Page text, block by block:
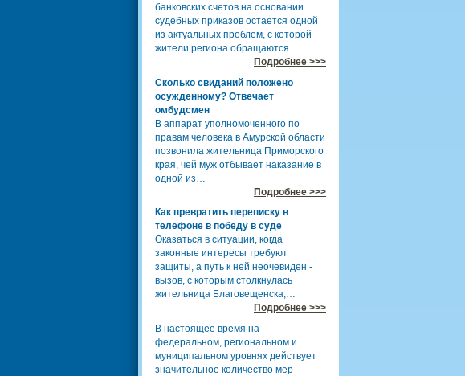
банковских счетов на основании
судебных приказов остается одной
из актуальных проблем, с которой
жители региона обращаются…
Подробнее >>>
Сколько свиданий положено
осужденному? Отвечает
омбудсмен
В аппарат уполномоченного по
правам человека в Амурской области
позвонила жительница Приморского
края, чей муж отбывает наказание в
одной из…
Подробнее >>>
Как превратить переписку в
телефоне в победу в суде
Оказаться в ситуации, когда
законные интересы требуют
защиты, а путь к ней неочевиден -
вызов, с которым столкнулась
жительница Благовещенска,…
Подробнее >>>
В настоящее время на
федеральном, региональном и
муниципальном уровнях действует
значительное количество мер